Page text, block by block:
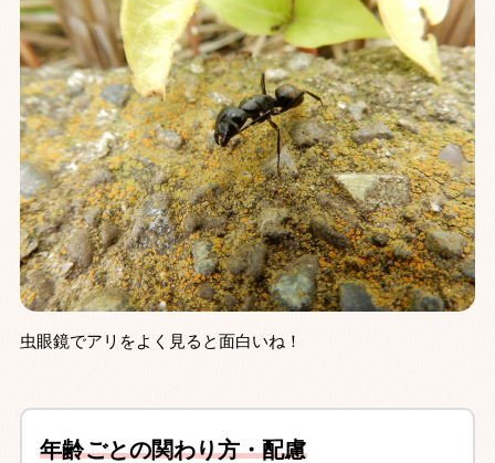
虫眼鏡でアリをよく見ると面白いね！
年齢ごとの関わり方・配慮